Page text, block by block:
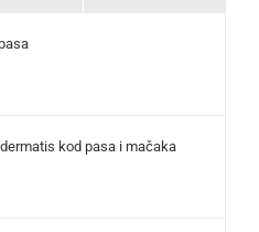
kod pasa i mačaka